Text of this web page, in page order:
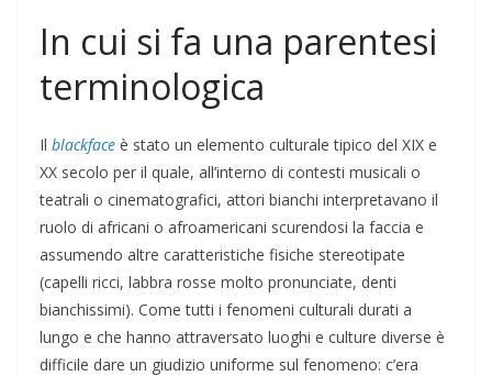
In cui si fa una parentesi
terminologica
Il blackface è stato un elemento culturale tipico del XIX e
XX secolo per il quale, all’interno di contesti musicali o
teatrali o cinematografici, attori bianchi interpretavano il
ruolo di africani o afroamericani scurendosi la faccia e
assumendo altre caratteristiche fisiche stereotipate
(capelli ricci, labbra rosse molto pronunciate, denti
bianchissimi). Come tutti i fenomeni culturali durati a
lungo e che hanno attraversato luoghi e culture diverse è
difficile dare un giudizio uniforme sul fenomeno: c’era